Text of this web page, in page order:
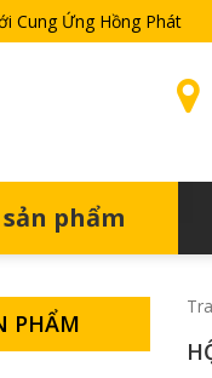
Cung Ứng Hồng Phát
phẩm
PHẨM